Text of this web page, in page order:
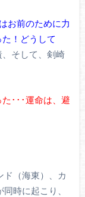
お前のために力
！どうして
、そして、剣崎
･･･運命は、避
ド（海東）、カ
時に起こり、